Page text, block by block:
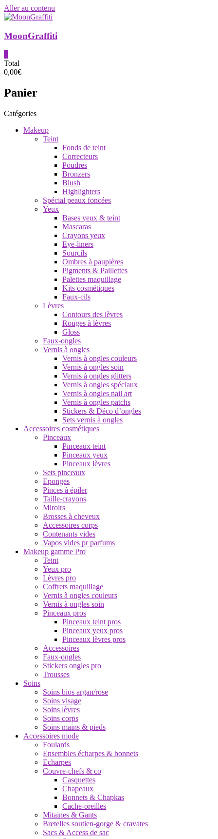
Aller au contenu
MoonGraffiti
Total
0,00€
Panier
Catégories
Makeup
Teint
Fonds de teint
Correcteurs
Poudres
Bronzers
Blush
Highlighters
Spécial peaux foncées
Yeux
Bases yeux & teint
Mascaras
Crayons yeux
Eye-liners
Sourcils
Ombres à paupières
Pigments & Paillettes
Palettes maquillage
Kits cosmétiques
Faux-cils
Lèvres
Contours des lèvres
Rouges à lèvres
Gloss
Faux-ongles
Vernis à ongles
Vernis à ongles couleurs
Vernis à ongles soin
Vernis à ongles glitters
Vernis à ongles spéciaux
Vernis à ongles nail art
Vernis à ongles patchs
Stickers & Déco d’ongles
Sets vernis à ongles
Accessoires cosmétiques
Pinceaux
Pinceaux teint
Pinceaux yeux
Pinceaux lèvres
Sets pinceaux
Eponges
Pinces à épiler
Taille-crayons
Miroirs
Brosses à cheveux
Accessoires corps
Contenants vides
Vapos vides pr parfums
Makeup gamme Pro
Teint
Yeux pro
Lèvres pro
Coffrets maquillage
Vernis à ongles couleurs
Vernis à ongles soin
Pinceaux pros
Pinceaux teint pros
Pinceaux yeux pros
Pinceaux lèvres pros
Accessoires
Faux-ongles
Stickers ongles pro
Trousses
Soins
Soins bios argan/rose
Soins visage
Soins lèvres
Soins corps
Soins mains & pieds
Accessoires mode
Foulards
Ensembles écharpes & bonnets
Echarpes
Couvre-chefs & co
Casquettes
Chapeaux
Bonnets & Chapkas
Cache-oreilles
Mitaines & Gants
Bretelles soutien-gorge & cravates
Sacs & Access de sac